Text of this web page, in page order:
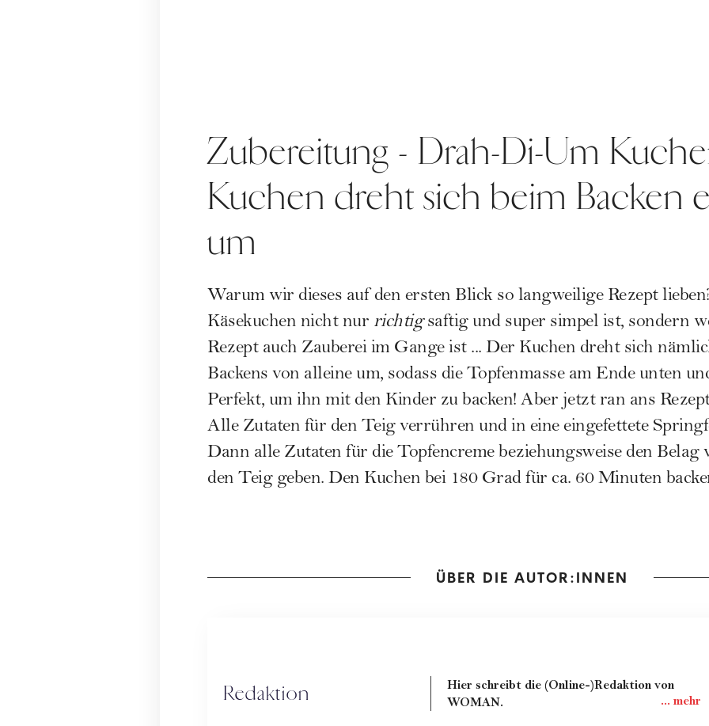
Zubereitung - Drah-Di-Um
Kuchen dreht sich beim Backen
um
Warum wir dieses auf den ersten Blick so langweilige Rezept
Käsekuchen nicht nur richtigsaftig und super simpel ist, sondern
Rezept auch Zauberei im Gange ist ... Der Kuchen dreht sich
Backens von alleine um, sodass die Topfenmasse am Ende unten
Perfekt, um ihn mit den Kinder zu backen! Aber jetzt ran ans
Alle Zutaten für den Teig verrühren und in eine eingefettete
Dann alle Zutaten für die Topfencreme beziehungsweise den Belag
den Teig geben. Den Kuchen bei 180 Grad für ca. 60 Minuten
ÜBER DIE AUTOR:INNEN
Redaktion
Hier schreibt die (Online-)Redaktion von
WOMAN.